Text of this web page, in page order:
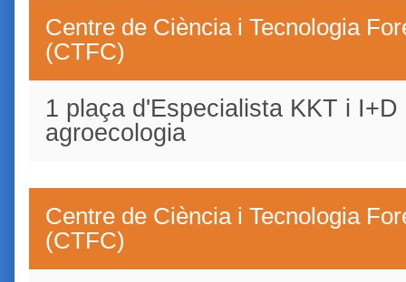
Centre de Ciència i Tecnologia
(CTFC)
1 plaça d'Especialista KKT i I+D
agroecologia
Centre de Ciència i Tecnologia
(CTFC)